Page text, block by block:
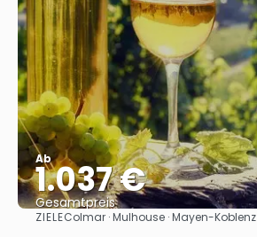
Ab
1.037 €
Gesamtpreis
Sehen
ZIELEColmar · Mulhouse · Mayen-Koblenz